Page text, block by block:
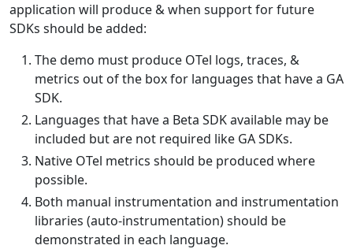
application will produce & when support for future
SDKs should be added:
The demo must produce OTel logs, traces, &
metrics out of the box for languages that have a GA
SDK.
Languages that have a Beta SDK available may be
included but are not required like GA SDKs.
Native OTel metrics should be produced where
possible.
Both manual instrumentation and instrumentation
libraries (auto-instrumentation) should be
demonstrated in each language.